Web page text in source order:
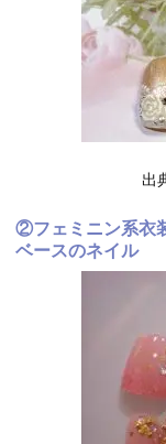
出
②フェミニン系衣
ベースのネイル